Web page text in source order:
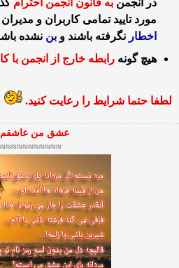
در انجمن به قانون انجمن احترام
مورد تایید تمامی كاربران و
اخطار نگرفته باشند و بن نشده
هیچ گونه رابطه خارج از انجمن با
لطفا حتما شرایط را رعایت كنید.
عشق من